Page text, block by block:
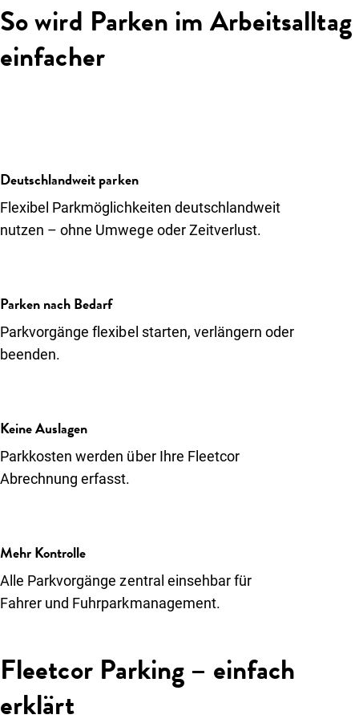
So wird Parken im Arbeitsalltag
einfacher
Deutschlandweit parken
Flexibel Parkmöglichkeiten deutschlandweit
nutzen – ohne Umwege oder Zeitverlust.
Parken nach Bedarf
Parkvorgänge flexibel starten, verlängern oder
beenden.
Keine Auslagen
Parkkosten werden über Ihre Fleetcor
Abrechnung erfasst.
Mehr Kontrolle
Alle Parkvorgänge zentral einsehbar für
Fahrer und Fuhrparkmanagement.
Fleetcor Parking – einfach
erklärt